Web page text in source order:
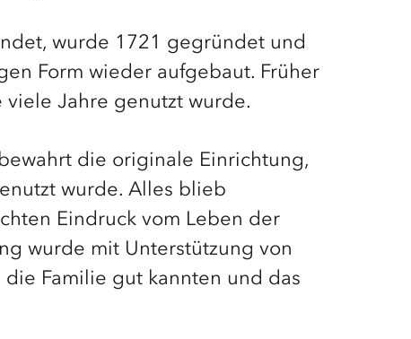
wurde 1721 gegründet und
Form wieder aufgebaut. Früher
viele Jahre genutzt wurde.
die originale Einrichtung,
wurde. Alles blieb
Eindruck vom Leben der
wurde mit Unterstützung von
Familie gut kannten und das